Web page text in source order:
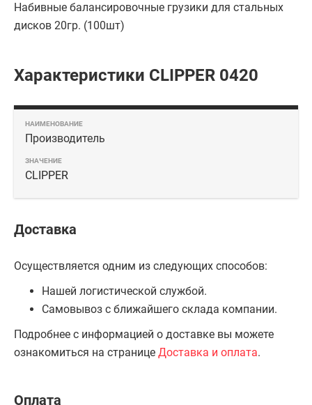
Набивные балансировочные грузики для стальных
дисков 20гр. (100шт)
Характеристики CLIPPER 0420
Производитель
CLIPPER
Доставка
Осуществляется одним из следующих способов:
Нашей логистической службой.
Самовывоз с ближайшего склада компании.
Подробнее с информацией о доставке вы можете
ознакомиться на странице Доставка и оплата.
Оплата